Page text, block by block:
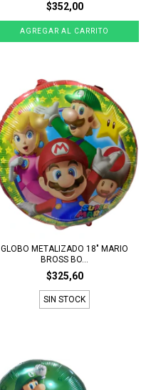
$352,00
GLOBO METALIZADO 18" MARIO
BROSS BO...
$325,60
SIN STOCK